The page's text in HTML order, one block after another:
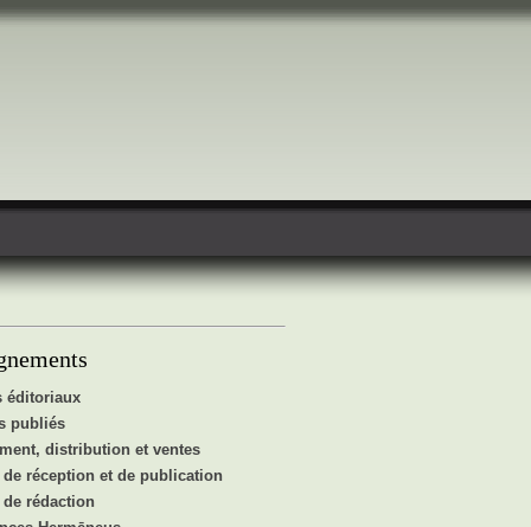
éditoriaux
publiés
distribution et ventes
de réception et de publication
de rédaction